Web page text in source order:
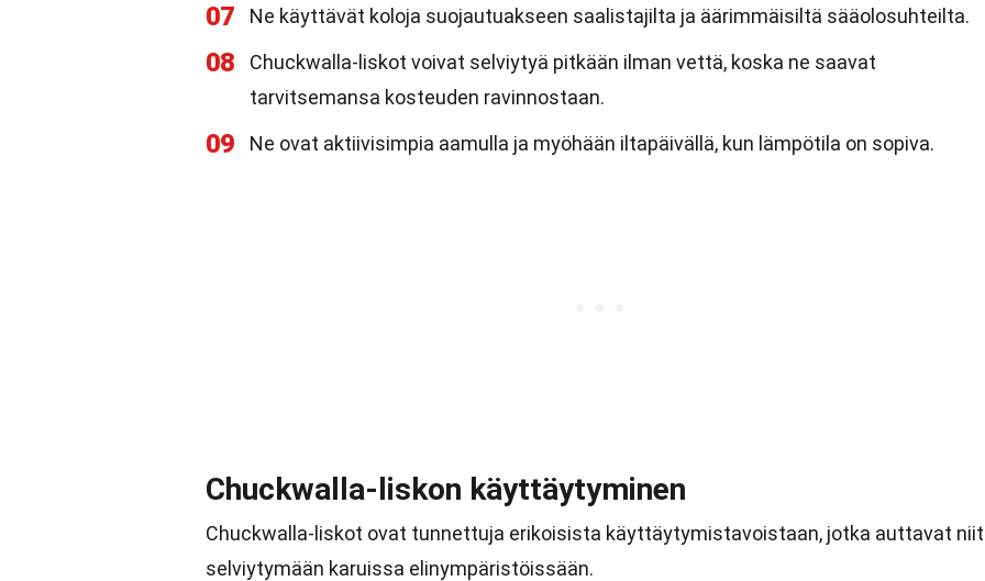
07 Ne käyttävät koloja suojautuakseen saalistajilta ja äärimmäisiltä sääolosuhteilta.
08
Chuckwalla-liskot voivat selviytyä pitkään ilman vettä, koska ne saavat
tarvitsemansa kosteuden ravinnostaan.
09 Ne ovat aktiivisimpia aamulla ja myöhään iltapäivällä, kun lämpötila on sopiva.
Chuckwalla-liskon käyttäytyminen
Chuckwalla-liskot ovat tunnettuja erikoisista käyttäytymistavoistaan, jotka auttavat
selviytymään karuissa elinympäristöissään.